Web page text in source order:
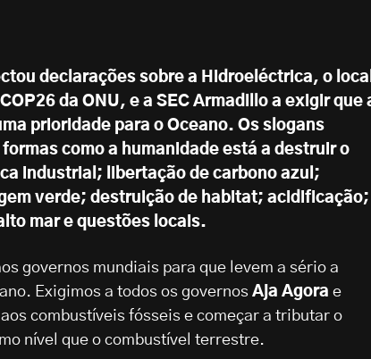
declarações sobre a Hidroeléctrica, o
da ONU, e a SEC Armadillo a exigir que
prioridade para o Oceano. Os slogans
como a humanidade está a destruir o
industrial; libertação de carbono azul;
verde; destruição de habitat; acidificação;
mar e questões locais.
governos mundiais para que levem a sério a
Exigimos a todos os governos Aja Agora e
combustíveis fósseis e começar a tributar o
nível que o combustível terrestre.